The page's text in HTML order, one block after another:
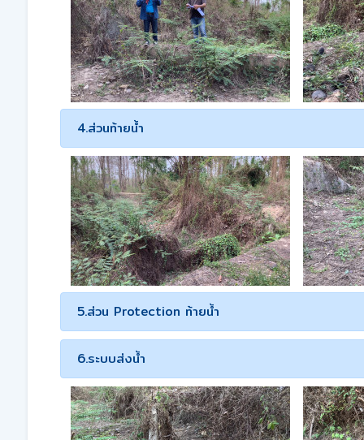
4.ส่วนท้ายน้ำ
5.ส่วน Protection ท้ายน้ำ
6.ระบบส่งน้ำ